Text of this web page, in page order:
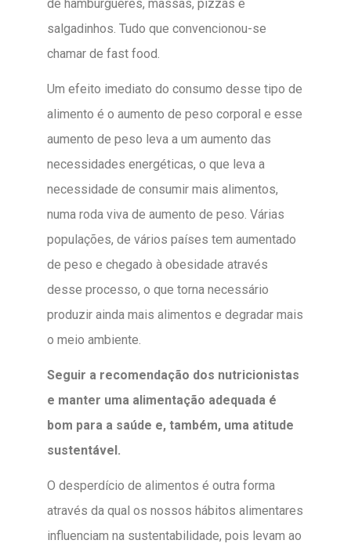
de hambúrgueres, massas, pizzas e
salgadinhos. Tudo que convencionou-se
chamar de fast food.
Um efeito imediato do consumo desse tipo de
alimento é o aumento de peso corporal e esse
aumento de peso leva a um aumento das
necessidades energéticas, o que leva a
necessidade de consumir mais alimentos,
numa roda viva de aumento de peso. Várias
populações, de vários países tem aumentado
de peso e chegado à obesidade através
desse processo, o que torna necessário
produzir ainda mais alimentos e degradar mais
o meio ambiente.
Seguir a recomendação dos nutricionistas
e manter uma alimentação adequada é
bom para a saúde e, também, uma atitude
sustentável.
O desperdício de alimentos é outra forma
através da qual os nossos hábitos alimentares
influenciam na sustentabilidade, pois levam ao